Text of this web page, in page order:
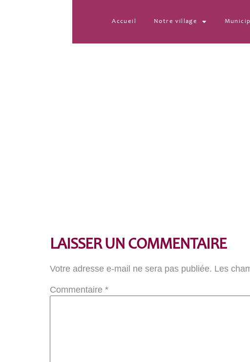
Accueil Notre village
LAISSER UN COMMENTAIRE
Votre adresse e-mail ne sera pas publiée. Les
Commentaire *